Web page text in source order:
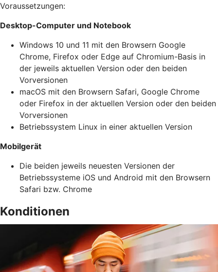
Voraussetzungen:
Desktop-Computer und Notebook
Windows 10 und 11 mit den Browsern Google
Chrome, Firefox oder Edge auf Chromium-Basis in
der jeweils aktuellen Version oder den beiden
Vorversionen
macOS mit den Browsern Safari, Google Chrome
oder Firefox in der aktuellen Version oder den beiden
Vorversionen
Betriebssystem Linux in einer aktuellen Version
Mobilgerät
Die beiden jeweils neuesten Versionen der
Betriebssysteme iOS und Android mit den Browsern
Safari bzw. Chrome
Konditionen